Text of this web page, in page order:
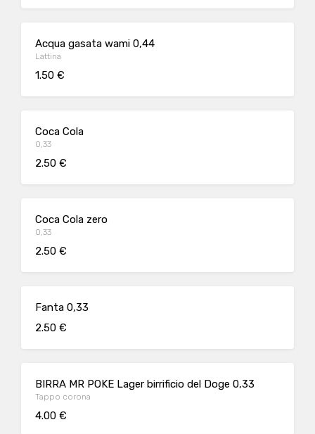
Acqua gasata wami 0,44
Lattina
1.50 €
Coca Cola
0,33
2.50 €
Coca Cola zero
0,33
2.50 €
Fanta 0,33
2.50 €
BIRRA MR POKE Lager birrificio del Doge 0,33
Tappo corona
4.00 €